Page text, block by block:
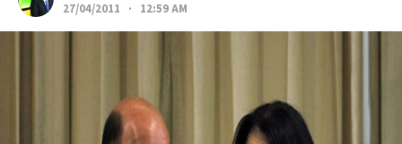
27/04/2011 · 12:59 AM